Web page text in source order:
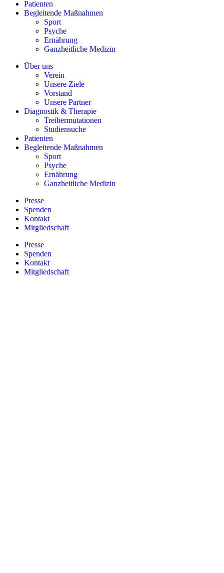
Patienten
Begleitende Maßnahmen
Sport
Psyche
Ernährung
Ganzheitliche Medizin
Über uns
Verein
Unsere Ziele
Vorstand
Unsere Partner
Diagnostik & Therapie
Treibermutationen
Studiensuche
Patienten
Begleitende Maßnahmen
Sport
Psyche
Ernährung
Ganzheitliche Medizin
Presse
Spenden
Kontakt
Mitgliedschaft
Presse
Spenden
Kontakt
Mitgliedschaft